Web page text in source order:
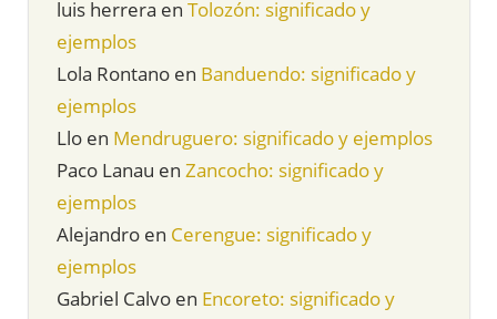
luis herrera en Tolozón: significado y
ejemplos
Lola Rontano en Banduendo: significado y
ejemplos
Llo en Mendruguero: significado y ejemplos
Paco Lanau en Zancocho: significado y
ejemplos
Alejandro en Cerengue: significado y
ejemplos
Gabriel Calvo en Encoreto: significado y